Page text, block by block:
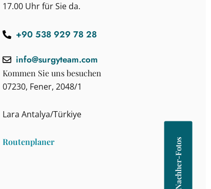
17.00 Uhr für Sie da.
+90 538 929 78 28
info@surgyteam.com
Kommen Sie uns besuchen
07230, Fener, 2048/1
Lara Antalya/Türkiye
Routenplaner